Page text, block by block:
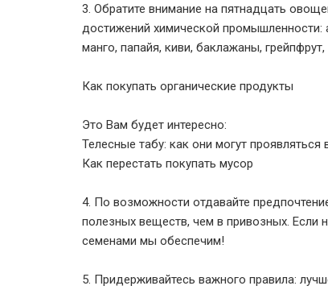
3. Обратите внимание на пятнадцать
достижений химической промышленности:
манго, папайя, киви, баклажаны,
Как покупать органические продукты
Это Вам будет интересно:
Телесные табу: как они могут проявляться
Как перестать покупать мусор
4. По возможности отдавайте
полезных веществ, чем в привозных. Если
семенами мы обеспечим!
5. Придерживайтесь важного правила: